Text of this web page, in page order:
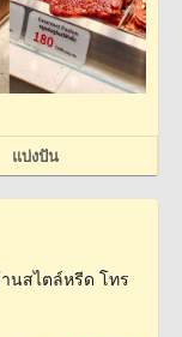
แบ่งปัน
นสไตล์หรีด โทร